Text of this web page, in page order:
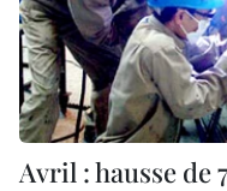
Avril : hausse de